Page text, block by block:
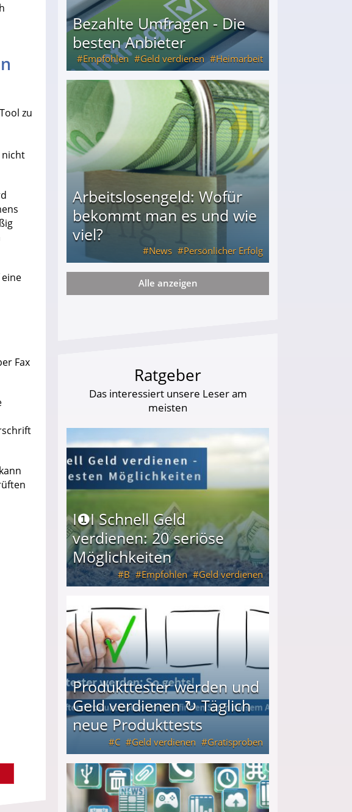
zu
nicht
Fax
Bezahlte Umfragen - Die
besten Anbieter
Empfohlen Geld verdienen Heimarbeit
Arbeitslosengeld: Wofür
bekommt man es und wie
viel?
News Persönlicher Erfolg
man es und wie viel?
Alle anzeigen
Ratgeber
Das interessiert unsere Leser am
meisten
I❶I Schnell Geld
verdienen: 20 seriöse
Möglichkeiten
B Empfohlen Geld verdienen
Produkttester werden und
Geld verdienen ↻ Täglich
neue Produkttests
C Geld verdienen Gratisproben
verdienen ↻ Täglich neue Produkttests